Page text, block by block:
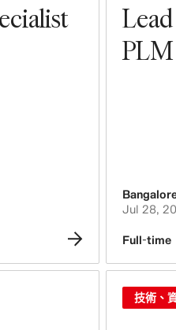
設
Jul 28,
Full-time
技術、